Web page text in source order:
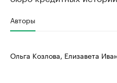
Авторы
Ольга Козлова, Елизавета